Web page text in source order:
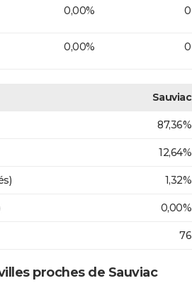
0,00% 0
0,00% 0
Sauviac
87,36%
12,64%
1,32%
0,00%
76
proches de Sauviac